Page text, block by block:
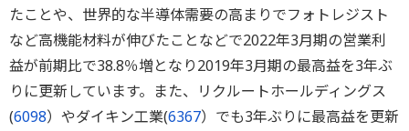
たことや、世界的な半導体需要の高まりでフォトレジスト
など高機能材料が伸びたことなどで2022年3月期の営業利
益が前期比で38.8％増となり2019年3月期の最高益を3年ぶ
りに更新しています。また、リクルートホールディングス
(6098）やダイキン工業(6367）でも3年ぶりに最高益を更新